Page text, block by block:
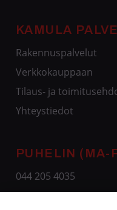
KAMULA
Rakennuspalvelut
Verkkokauppaan
Tilaus- ja
Yhteystiedot
PUHELIN (MA-
044 205 4035